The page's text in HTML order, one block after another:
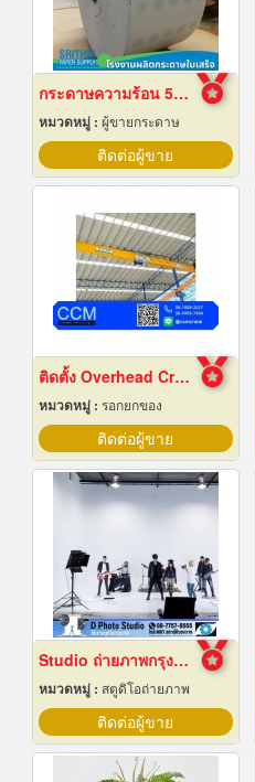
กระดาษความร้อน 57x80 ราคาส่ง
หมวดหมู่ : ผู้ขายกระดาษ
ติดต่อผู้ขาย
ติดตั้ง Overhead Crane
หมวดหมู่ : รอกยกของ
ติดต่อผู้ขาย
Studio ถ่ายภาพกรุงเทพ
หมวดหมู่ : สตูดิโอถ่ายภาพ
ติดต่อผู้ขาย